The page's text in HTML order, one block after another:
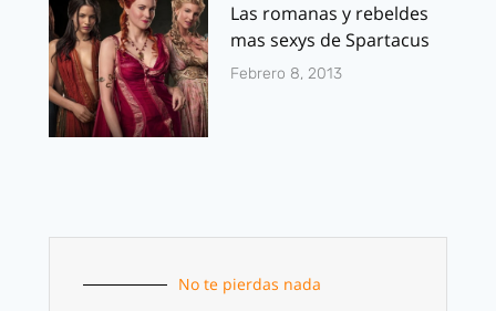
Las romanas y rebeldes
mas sexys de Spartacus
Febrero 8, 2013
No te pierdas nada